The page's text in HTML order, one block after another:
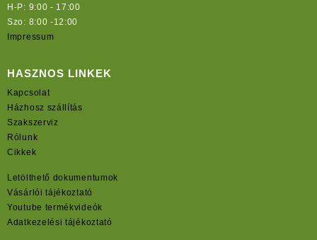
H-P: 9:00 - 17:00
Szo: 8:00 -12:00
Impressum
HASZNOS LINKEK
Kapcsolat
Házhosz szállítás
Szakszerviz
Rólunk
Cikkek
Letölthető dokumentumok
Vásárlói tájékoztató
Youtube termékvideók
Adatkezelési tájékoztató